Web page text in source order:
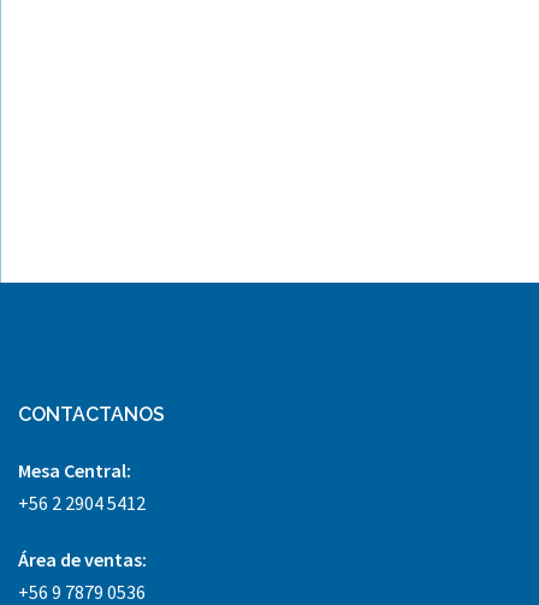
CONTACTANOS
Mesa Central:
+56 2 2904 5412
Área de ventas:
+56 9 7879 0536